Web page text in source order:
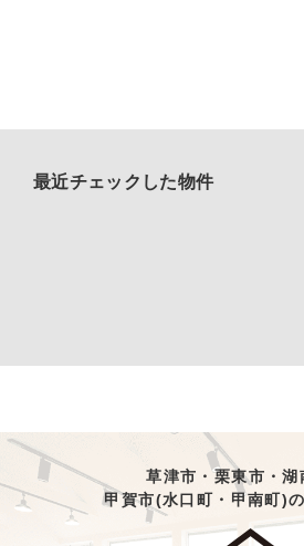
最近チェックした物件
草津市・栗東市・湖
甲賀市(水口町・甲南町)